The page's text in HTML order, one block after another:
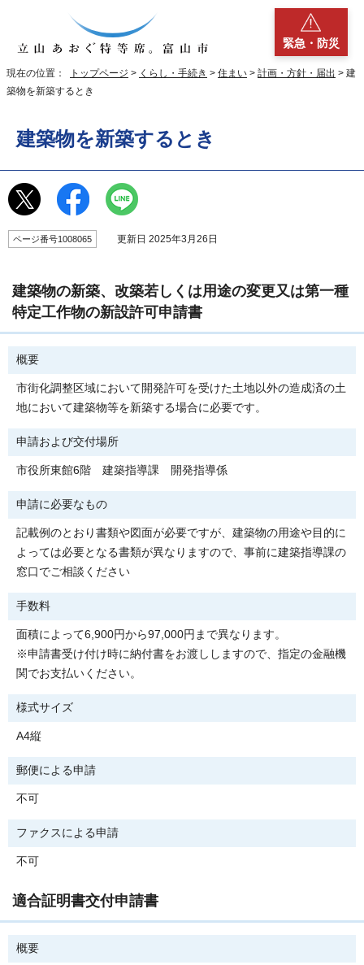
緊急・防災
現在の位置： トップページ > くらし・手続き > 住まい > 計画・方針・届出 > 建
築物を新築するとき
建築物を新築するとき
ページ番号1008065 更新日 2025年3月26日
建築物の新築、改築若しくは用途の変更又は第一種
特定工作物の新設許可申請書
概要
市街化調整区域において開発許可を受けた土地以外の造成済の土
地において建築物等を新築する場合に必要です。
申請および交付場所
市役所東館6階 建築指導課 開発指導係
申請に必要なもの
記載例のとおり書類や図面が必要ですが、建築物の用途や目的に
よっては必要となる書類が異なりますので、事前に建築指導課の
窓口でご相談ください
手数料
面積によって6,900円から97,000円まで異なります。
※申請書受け付け時に納付書をお渡ししますので、指定の金融機
関でお支払いください。
様式サイズ
A4縦
郵便による申請
不可
ファクスによる申請
不可
適合証明書交付申請書
概要